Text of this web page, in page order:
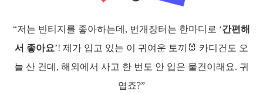
“저는 빈티지를 좋아하는데, 번개장터는 한마디로 ‘간편해
서 좋아요’! 제가 입고 있는 이 귀여운 토끼🐰 카디건도 오
늘 산 건데, 해외에서 사고 한 번도 안 입은 물건이래요. 귀
엽죠?”